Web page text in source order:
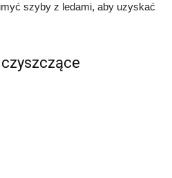
szyby z ledami, aby uzyskać